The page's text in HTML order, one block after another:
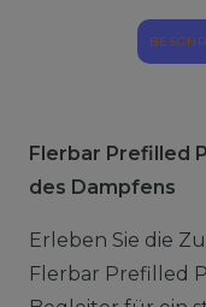
Flerbar Prefilled
des Dampfens
Erleben Sie die
Flerbar Prefilled